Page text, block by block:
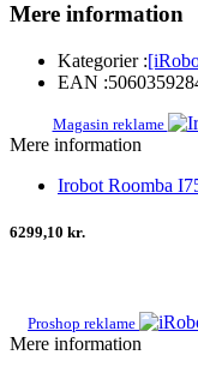
Mere information
Kategorier :
EAN :
Magasin reklame
Mere information
Irobot Roomba
6299,10 kr.
Proshop reklame
Mere information